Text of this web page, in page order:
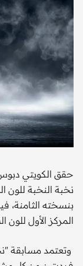
حقق الكويتي
نخبة النخبة للون
بنسخته الثامنة،
المركز الأول للون
وتعتمد مسابقة